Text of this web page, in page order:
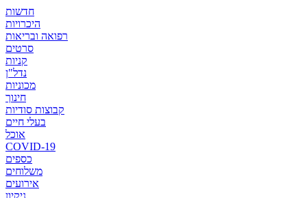
חדשות
היכרויות
רפואה ובריאות
סרטים
קניות
נדל"ן
מכוניות
חינוך
קבוצות סודיות
בעלי חיים
אוכל
COVID-19
כספים
משלוחים
אירועים
ניקיון